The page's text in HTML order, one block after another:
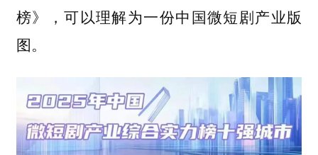
榜》，可以理解为一份中国微短剧产业版
图。